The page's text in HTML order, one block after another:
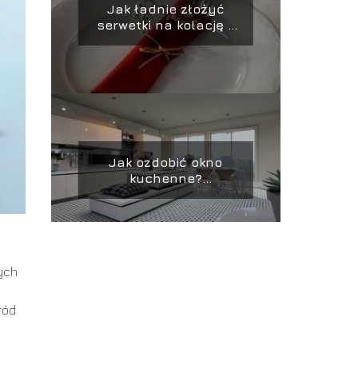
Jak ładnie złożyć
serwetki na kolację –
krok po kroku
Jak ozdobić okno
kuchenne?
Uatrakcyjniające okno
w kuchni aranżacje